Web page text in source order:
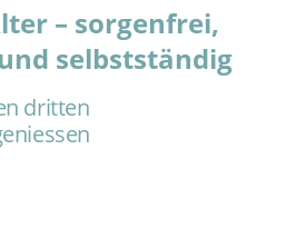
– sorgenfrei,
selbstständig
dritten